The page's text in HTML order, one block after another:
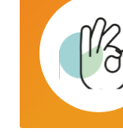
провели
получили
деятельности
Mystery-
того,
ценах мы